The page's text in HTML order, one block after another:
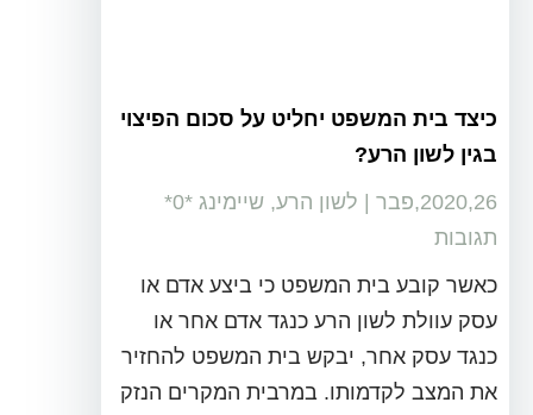
כיצד בית המשפט יחליט על סכום הפיצוי
בגין לשון הרע?
2020,26,פבר
לשון הרע, שיימינג
‏*0*
תגובות
כאשר קובע בית המשפט כי ביצע אדם או
עסק עוולת לשון הרע כנגד אדם אחר או
כנגד עסק אחר, יבקש בית המשפט להחזיר
את המצב לקדמותו. במרבית המקרים הנזק